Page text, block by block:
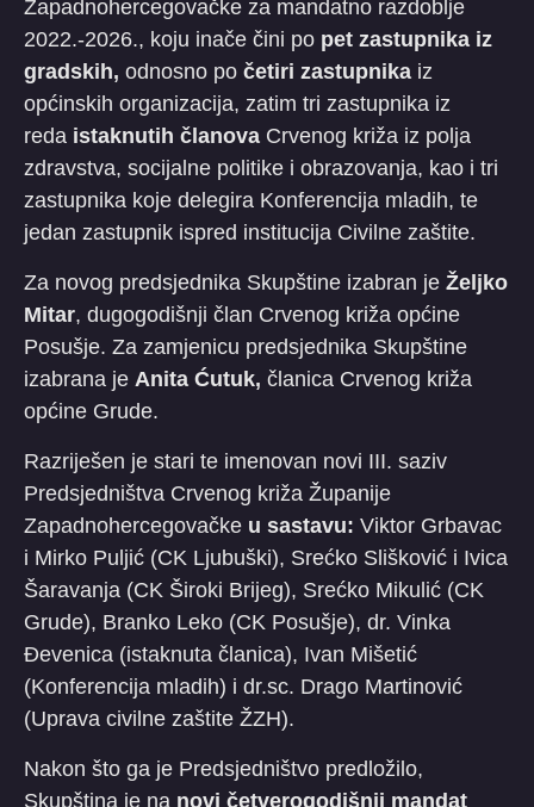
Zapadnohercegovačke za mandatno razdoblje
2022.-2026., koju inače čini po pet zastupnika iz
gradskih, odnosno po četiri zastupnika iz
općinskih organizacija, zatim tri zastupnika iz
reda istaknutih članova Crvenog križa iz polja
zdravstva, socijalne politike i obrazovanja, kao i tri
zastupnika koje delegira Konferencija mladih, te
jedan zastupnik ispred institucija Civilne zaštite.
Za novog predsjednika Skupštine izabran je Željko
Mitar, dugogodišnji član Crvenog križa općine
Posušje. Za zamjenicu predsjednika Skupštine
izabrana je Anita Ćutuk, članica Crvenog križa
općine Grude.
Razriješen je stari te imenovan novi III. saziv
Predsjedništva Crvenog križa Županije
Zapadnohercegovačke u sastavu: Viktor Grbavac
i Mirko Puljić (CK Ljubuški), Srećko Slišković i Ivica
Šaravanja (CK Široki Brijeg), Srećko Mikulić (CK
Grude), Branko Leko (CK Posušje), dr. Vinka
Đevenica (istaknuta članica), Ivan Mišetić
(Konferencija mladih) i dr.sc. Drago Martinović
(Uprava civilne zaštite ŽZH).
Nakon što ga je Predsjedništvo predložilo,
Skupština je na novi četverogodišnji mandat